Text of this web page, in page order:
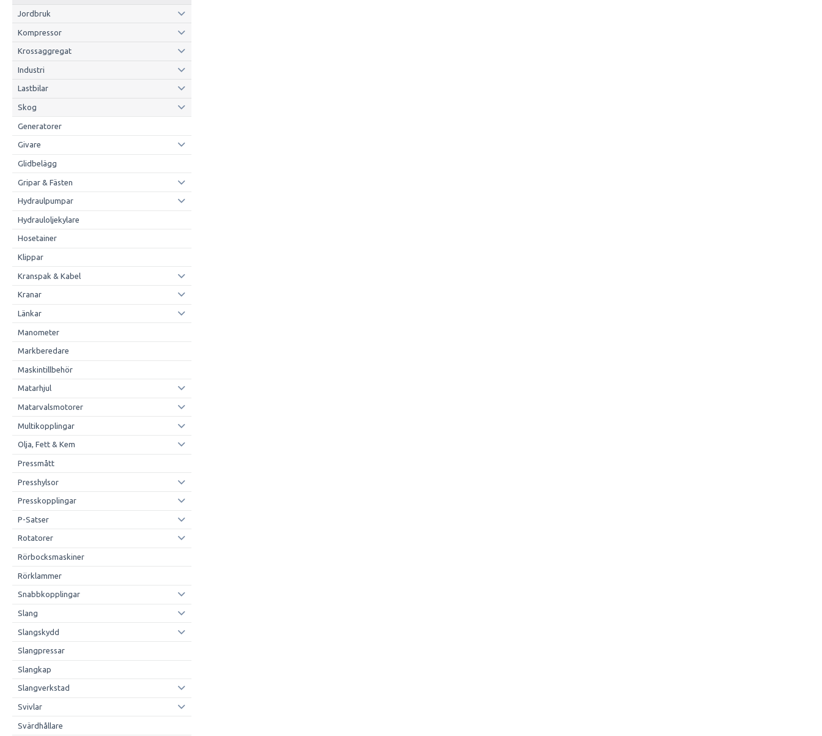
Jordbruk
Kompressor
Krossaggregat
Industri
Lastbilar
Skog
Generatorer
Givare
Glidbelägg
Gripar & Fästen
Hydraulpumpar
Hydrauloljekylare
Hosetainer
Klippar
Kranspak & Kabel
Kranar
Länkar
Manometer
Markberedare
Maskintillbehör
Matarhjul
Matarvalsmotorer
Multikopplingar
Olja, Fett & Kem
Pressmått
Presshylsor
Presskopplingar
P-Satser
Rotatorer
Rörbocksmaskiner
Rörklammer
Snabbkopplingar
Slang
Slangskydd
Slangpressar
Slangkap
Slangverkstad
Svivlar
Svärdhållare